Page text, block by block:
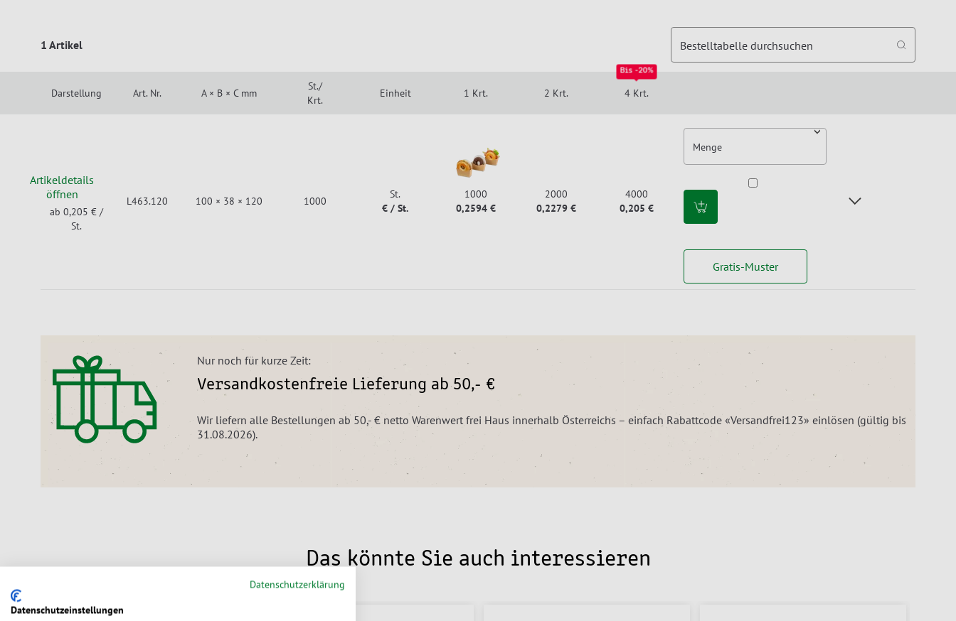
1 Artikel Bestelltabelle durchsuchen
Darstellung Art. Nr. A × B × C mm
St./
Krt.
Einheit 1 Krt. 2 Krt.
Bis -20%
4 Krt.
Artikeldetails
öffnen
ab 0,205 € /
St.
L463.120 100 × 38 × 120 1000
St.
€ / St.
1000
0,2594 €
2000
0,2279 €
4000
0,205 €
Menge
Gratis-Muster
Nur noch für kurze Zeit:
Versandkostenfreie Lieferung ab 50,- €
Wir liefern alle Bestellungen ab 50,- € netto Warenwert frei Haus innerhalb Österreichs – einfach Rabattcode «Versandfrei123» einlösen (gültig bis
31.08.2026).
Das könnte Sie auch interessieren
Datenschutzerklärung
Datenschutzeinstellungen